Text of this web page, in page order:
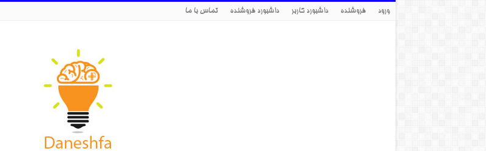
ورود فروشنده داشبورد کاربر داشبورد فروشنده تماس با ما